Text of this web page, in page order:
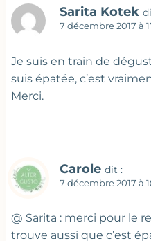
Sarita Kotek
7 décembre 2017 à
Je suis en train de
suis épatée, c’est
Merci.
Carole dit :
7 décembre 2017 à
@ Sarita : merci pour le
trouve aussi que c’est